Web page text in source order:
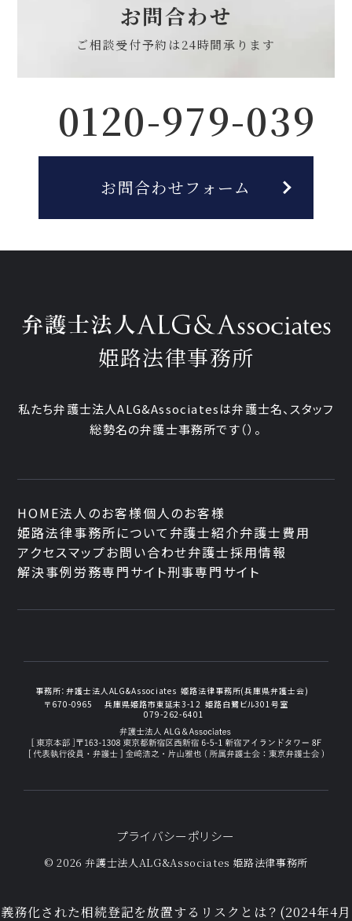
義務化された相続登記を放置するリスクとは？(2024年4月
お問合わせ
ご相談受付予約は24時間承ります
0120-979-039
お問合わせフォーム
姫路法律事務所
私たち弁護士法人ALG&Associatesは弁護士名、スタッフ
総勢名の弁護士事務所です（）。
HOME法人のお客様個人のお客様
姫路法律事務所について 弁護士紹介弁護士費用
アクセスマップお問い合わせ弁護士採用情報
解決事例労務専門サイト刑事専門サイト
事務所：弁護士法人ALG&Associates 姫路法律事務所(兵庫県弁護士会)
〒670-0965
兵庫県姫路市東延末3-12 姫路白鷺ビル301号室
079-262-6401
プライバシーポリシー
© 2026 弁護士法人ALG&Associates 姫路法律事務所